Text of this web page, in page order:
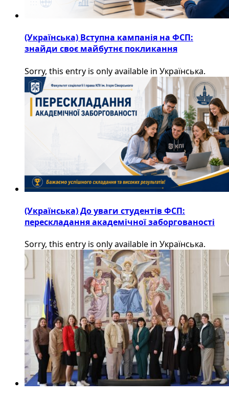
(Українська) Вступна кампанія на ФСП:
знайди своє майбутнє покликання
Sorry, this entry is only available in Українська.
(Українська) До уваги студентів ФСП:
перескладання академічної заборгованості
Sorry, this entry is only available in Українська.